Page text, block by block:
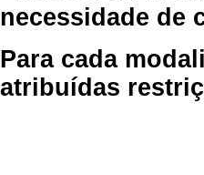
necessidade de
Para cada
atribuídas